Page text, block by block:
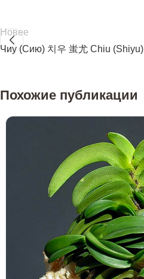
Новее
Чиу (Сию) 치우 蚩尤 Chiu (Shiyu)
Похожие публикации